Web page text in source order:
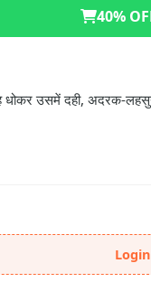
40%
उसमें दही, अदरक-